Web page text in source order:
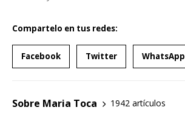
Compartelo en tus redes:
Facebook Twitter WhatsApp
Sobre Maria Toca
1942 artículos